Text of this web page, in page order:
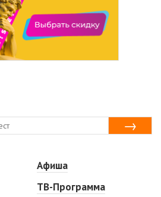
Афиша
ТВ-Программа